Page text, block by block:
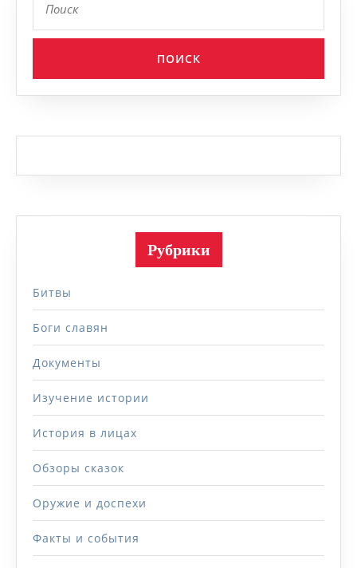
Рубрики
Битвы
Боги славян
Документы
Изучение истории
История в лицах
Обзоры сказок
Оружие и доспехи
Факты и события